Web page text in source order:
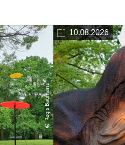
© Regis Baumans
10.08.2026